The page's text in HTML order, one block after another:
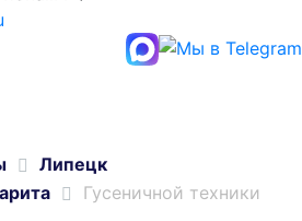
Липецк
Гусеничной техники